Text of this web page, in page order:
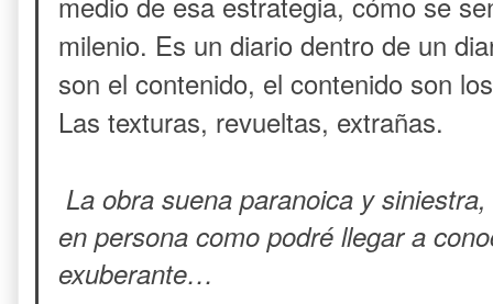
milenio. Es un diario dentro de un
son el contenido, el contenido son
Las texturas, revueltas, extrañas.
La obra suena paranoica y
en persona como podré llegar a
exuberante…